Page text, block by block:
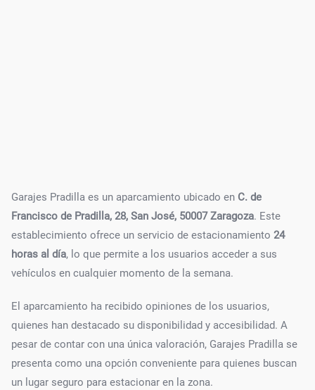
Garajes Pradilla es un aparcamiento ubicado en C. de
Francisco de Pradilla, 28, San José, 50007 Zaragoza. Este
establecimiento ofrece un servicio de estacionamiento 24
horas al día, lo que permite a los usuarios acceder a sus
vehículos en cualquier momento de la semana.
El aparcamiento ha recibido opiniones de los usuarios,
quienes han destacado su disponibilidad y accesibilidad. A
pesar de contar con una única valoración, Garajes Pradilla se
presenta como una opción conveniente para quienes buscan
un lugar seguro para estacionar en la zona.